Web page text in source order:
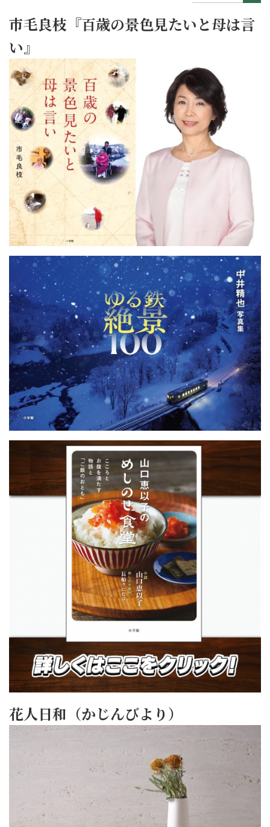
市毛良枝『百歳の景色見たいと母は言
い』
花人日和（かじんびより）